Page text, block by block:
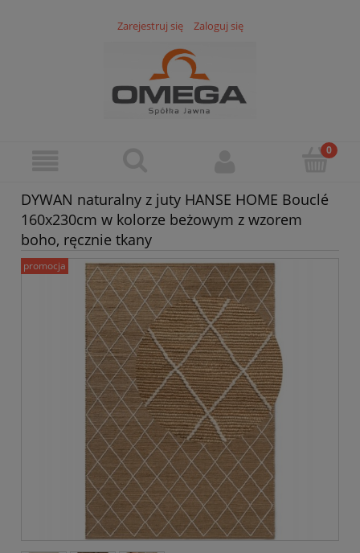
Zarejestruj się Zaloguj się
DYWAN naturalny z juty HANSE HOME Bouclé
160x230cm w kolorze beżowym z wzorem
boho, ręcznie tkany
promocja